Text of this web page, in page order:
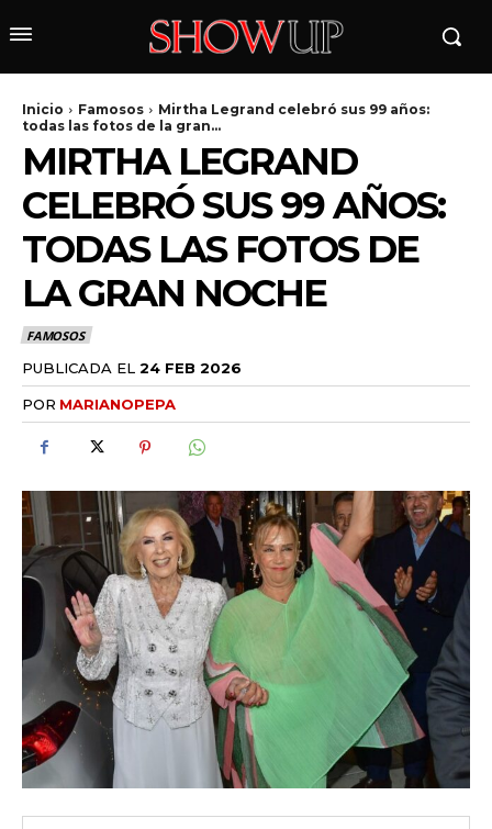
Inicio Famosos
Mirtha Legrand celebró sus 99 años:
todas las fotos de la gran...
MIRTHA LEGRAND
CELEBRÓ SUS 99 AÑOS:
TODAS LAS FOTOS DE
LA GRAN NOCHE
FAMOSOS
PUBLICADA EL 24 FEB 2026
POR MARIANOPEPA